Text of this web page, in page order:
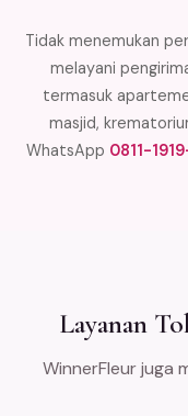
Tidak menemukan
melayani
termasuk
masjid,
WhatsApp 0811-
Layanan
WinnerFleur juga